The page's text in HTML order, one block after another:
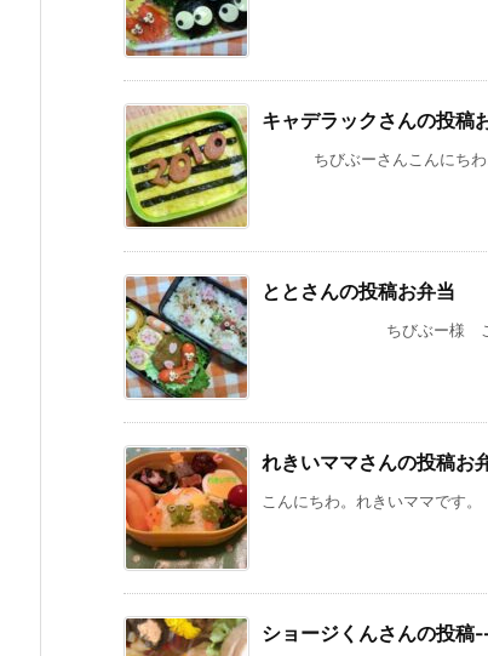
キャデラックさんの投稿
ちびぶーさんこんにちわ♪
ととさんの投稿お弁当
ちびぶー様 こんにち
れきいママさんの投稿お
こんにちわ。れきいママです
ショージくんさんの投